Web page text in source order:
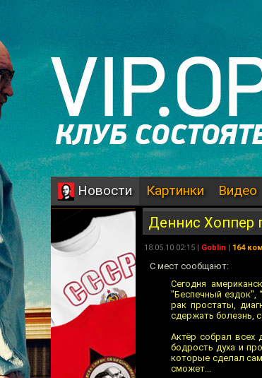
Новости Картинки Видео
Деннис Хоппер
18.05.10 02:15 | Goblin | 164
С мест сообщают:
Сегодня
"Беспечный ездок",
рак простаты,
сдержать болезнь,
Актёр собрал всех
бодрость духа и
которые сделал
сможет...